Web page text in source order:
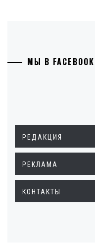
МЫ В FACEBOOK
РЕДАКЦИЯ
РЕКЛАМА
КОНТАКТЫ